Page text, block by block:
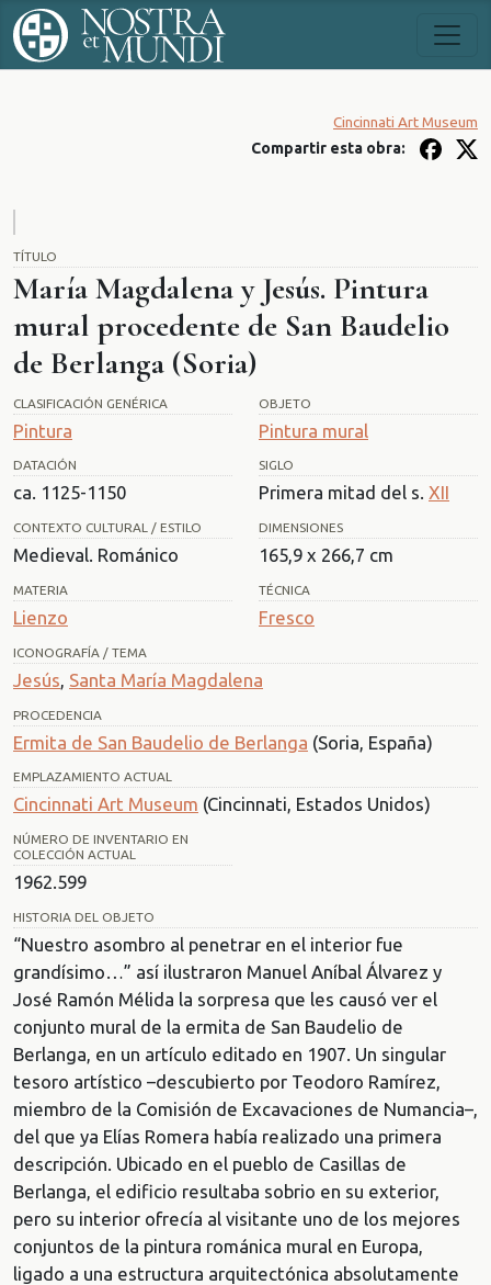
TÍTULO
María Magdalena y Jesús. Pintura
mural procedente de San Baudelio
de Berlanga (Soria)
CLASIFICACIÓN GENÉRICA
Pintura
OBJETO
Pintura mural
DATACIÓN
ca. 1125-1150
SIGLO
Primera mitad del s. XII
CONTEXTO CULTURAL / ESTILO
Medieval. Románico
DIMENSIONES
165,9 x 266,7 cm
MATERIA
Lienzo
TÉCNICA
Fresco
ICONOGRAFÍA / TEMA
Jesús Santa María Magdalena
PROCEDENCIA
Ermita de San Baudelio de Berlanga (Soria, España)
EMPLAZAMIENTO ACTUAL
Cincinnati Art Museum (Cincinnati, Estados Unidos)
NÚMERO DE INVENTARIO EN
COLECCIÓN ACTUAL
1962.599
HISTORIA DEL OBJETO
“Nuestro asombro al penetrar en el interior fue
grandísimo…” así ilustraron Manuel Aníbal Álvarez y
José Ramón Mélida la sorpresa que les causó ver el
conjunto mural de la ermita de San Baudelio de
Berlanga, en un artículo editado en 1907. Un singular
tesoro artístico –descubierto por Teodoro Ramírez,
miembro de la Comisión de Excavaciones de Numancia–,
del que ya Elías Romera había realizado una primera
descripción. Ubicado en el pueblo de Casillas de
Berlanga, el edificio resultaba sobrio en su exterior,
pero su interior ofrecía al visitante uno de los mejores
conjuntos de la pintura románica mural en Europa,
ligado a una estructura arquitectónica absolutamente
Cincinnati Art Museum
Compartir esta obra: